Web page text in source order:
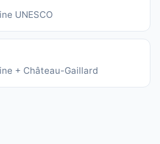
UNESCO
+ Château-Gaillard